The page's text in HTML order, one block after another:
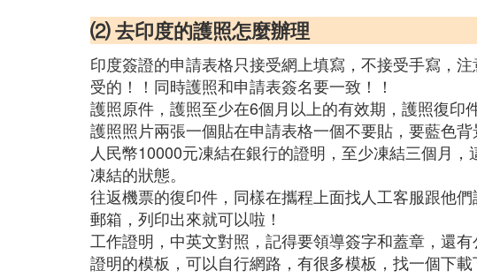
⑵ 去印度的護照怎麼辦理
印度簽證的申請表格只接受網上填寫，不接受手寫，
受的！！同時護照和申請表簽名要一致！！
護照原件，護照至少在6個月以上的有效期，護照復印
護照照片兩張一個貼在申請表格一個不要貼，要藍色背
人民幣10000元凍結在銀行的證明，至少凍結三個月
凍結的狀態。
往返機票的復印件，同樣在攜程上面找人工客服跟他
郵箱，列印出來就可以啦！
工作證明，中英文對照，記得要領導簽字和蓋章，還
證明的模板，可以自行網路，有很多模板，找一個下